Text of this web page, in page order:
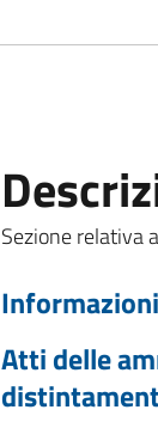
Sezione relativa
Atti delle